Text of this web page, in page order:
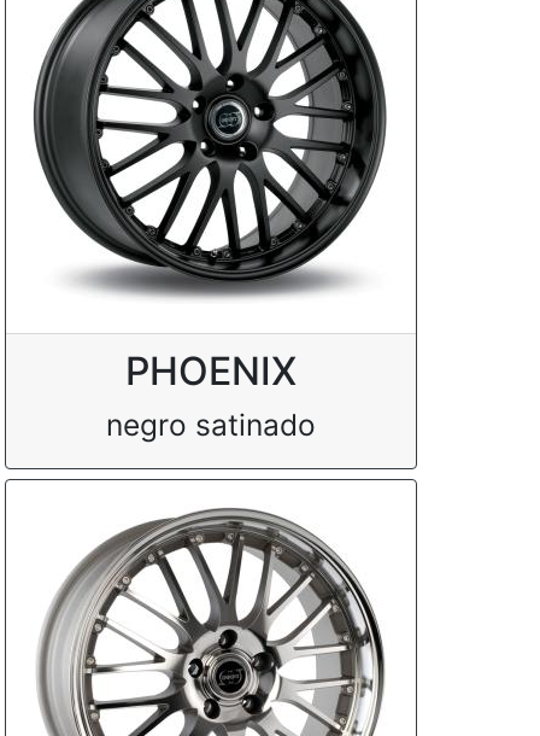
PHOENIX
negro satinado